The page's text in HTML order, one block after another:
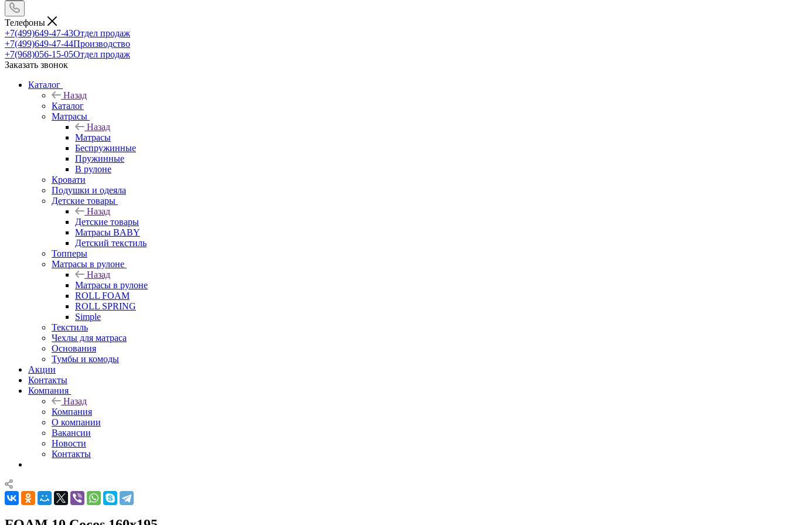
Телефоны
+7(499)649-47-43Отдел продаж
+7(499)649-47-44Производство
+7(968)056-15-05Отдел продаж
Заказать звонок
Каталог
Назад
Каталог
Матрасы
Назад
Матрасы
Беспружинные
Пружинные
В рулоне
Кровати
Подушки и одеяла
Детские товары
Назад
Детские товары
Матрасы BABY
Детский текстиль
Топперы
Матрасы в рулоне
Назад
Матрасы в рулоне
ROLL FOAM
ROLL SPRING
Simple
Текстиль
Чехлы для матраса
Основания
Тумбы и комоды
Акции
Контакты
Компания
Назад
Компания
О компании
Вакансии
Новости
Контакты